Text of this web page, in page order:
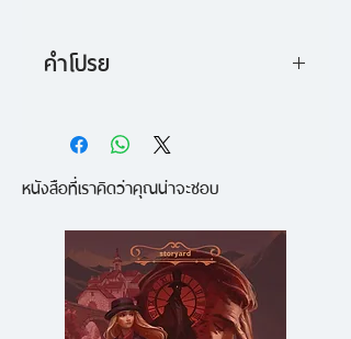
คำโปรย
วันแล้วตอนที่มีเรื่องไม่คาดฝันเกิดขึ้น
สงครามนิวเคลียร์ล้างโลก มนุษย์
กลุ่มสุดท้ายอาศัยบนยานอวกาศที่อยู่
ไกลจากพื้นผิวของโลกซึ่งปกคลุม
ด้วยกัมมันตรังสี และในตอนนี้
หนังสือที่เราคิดว่าคุณน่าจะชอบ